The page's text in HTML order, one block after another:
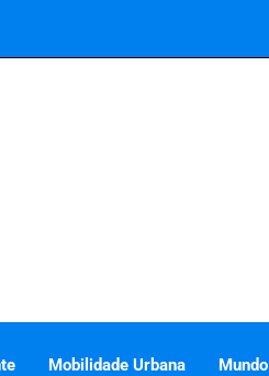
Mobilidade Urbana Mundo